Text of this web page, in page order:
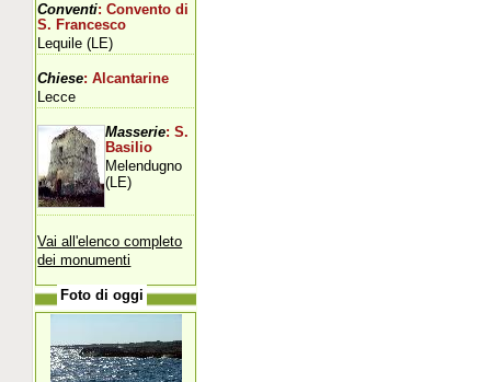
Conventi: Convento di
S. Francesco
Lequile (LE)
Chiese: Alcantarine
Lecce
Masserie: S.
Basilio
Melendugno
(LE)
Vai all'elenco completo
dei monumenti
Foto di oggi